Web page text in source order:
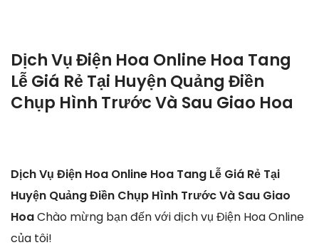
Dịch Vụ Điện Hoa Online Hoa Tang
Lễ Giá Rẻ Tại Huyện Quảng Điền
Chụp Hình Trước Và Sau Giao Hoa
Dịch Vụ Điện Hoa Online Hoa Tang Lễ Giá Rẻ Tại
Huyện Quảng Điền Chụp Hình Trước Và Sau Giao
HoaChào mừng bạn đến với dịch vụ Điện Hoa Online
của tôi!